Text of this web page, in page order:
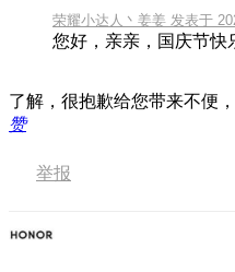
荣耀小达人丶姜姜 发表于
您好，亲亲，国庆节快
了解，很抱歉给您带来不便
赞
举报